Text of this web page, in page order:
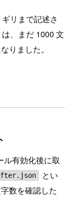
リまで記述さ
は、まだ 1000 文
りました。
有効化後に取
とい
数を確認した